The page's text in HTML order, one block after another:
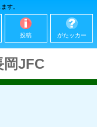
す。
投稿 がたッカー
岡JFC